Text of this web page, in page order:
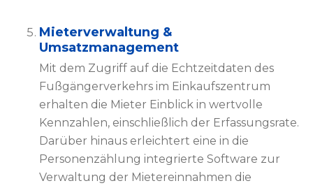
Mieterverwaltung &
Umsatzmanagement
Mit dem Zugriff auf die Echtzeitdaten des
Fußgängerverkehrs im Einkaufszentrum
erhalten die Mieter Einblick in wertvolle
Kennzahlen, einschließlich der Erfassungsrate.
Darüber hinaus erleichtert eine in die
Personenzählung integrierte Software zur
Verwaltung der Mietereinnahmen die